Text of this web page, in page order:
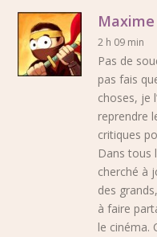
Maxime
2 h 09 min
Pas de
pas fais
choses, je
reprendre
critiques
Dans tous
cherché à
des
à faire
le cinéma.